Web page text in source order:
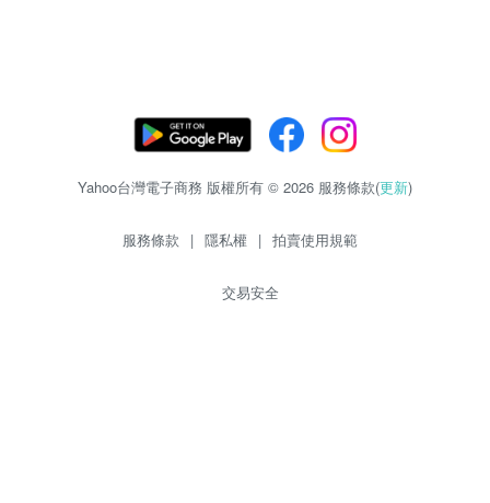
Yahoo台灣電子商務 版權所有 © 2026 服務條款(更新)
服務條款 | 隱私權 | 拍賣使用規範
交易安全